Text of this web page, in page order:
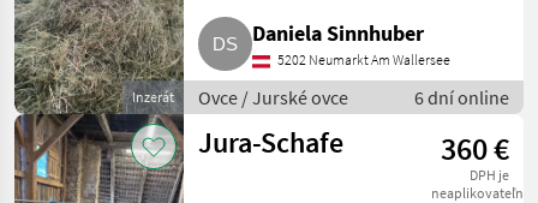
Inzerát
Daniela Sinnhuber
5202 Neumarkt Am Wallersee
Ovce / Jurské ovce 6 dní online
Jura-Schafe 360 €
DPH je
neaplikovateľné